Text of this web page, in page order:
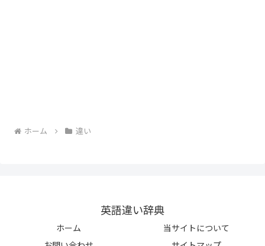
ホーム 違い
英語違い辞典
ホーム
当サイトについて